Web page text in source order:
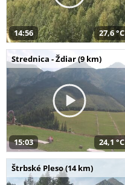
14:56 27,6 °C
Strednica - Ždiar (9 km)
15:03 24,1 °C
Štrbské Pleso (14 km)